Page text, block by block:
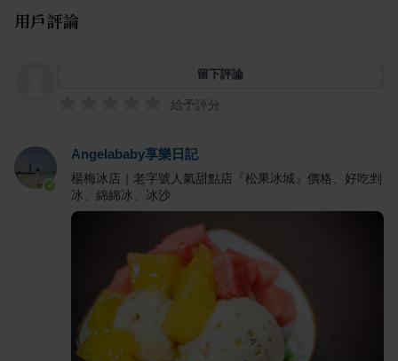
用戶評論
留下評論
給予評分
Angelababy享樂日記
楊梅冰店｜老字號人氣甜點店『松果冰城』價格、好吃剉
冰、綿綿冰、冰沙